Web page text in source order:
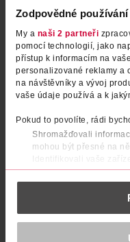
Zodpovědné
My a naši 2 partneři
pomocí technologií, jako
přístup k informacím na
personalizované reklamy a
na návštěvníky a vývoj
vaše údaje používá a k
Pokud to povolíte, rádi
Shromažďovali
mohou být přesné na
Identifikovali vaše
konkrétní
Zjistěte více o tom, jak
části s
K provozu stránek,
Tužka oči Naturally Perfect
016 Metallic Green
miss sporty
39.90 Kč
CLUB cena
59.90
Obj. č.: 1210224